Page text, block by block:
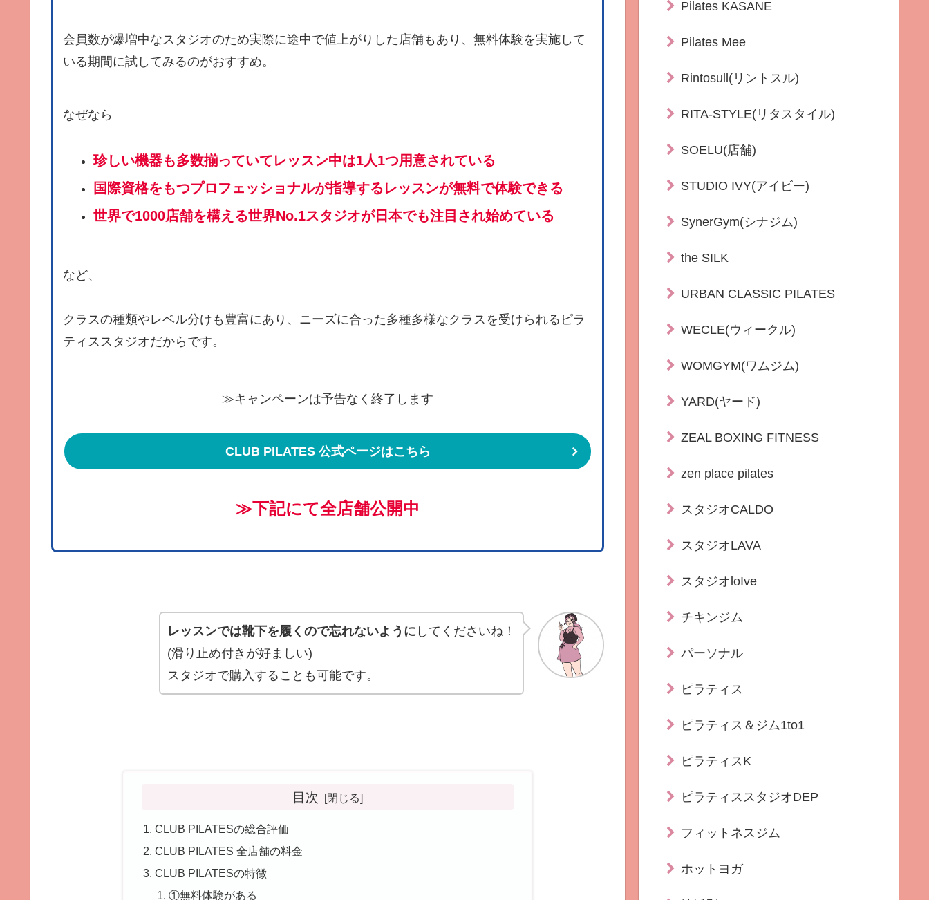
会員数が爆増中なスタジオのため実際に途中で値上がりした店舗もあり、無料体験を実施して
いる期間に試してみるのがおすすめ。
なぜなら
珍しい機器も多数揃っていてレッスン中は1人1つ用意されている
国際資格をもつプロフェッショナルが指導するレッスンが無料で体験できる
世界で1000店舗を構える世界No.1スタジオが日本でも注目され始めている
など、
クラスの種類やレベル分けも豊富にあり、ニーズに合った多種多様なクラスを受けられるピラ
ティススタジオだからです。
≫キャンペーンは予告なく終了します
CLUB PILATES 公式ページはこちら
≫下記にて全店舗公開中
レッスンでは靴下を履くので忘れないように してくださいね！
(滑り止め付きが好ましい)
スタジオで購入することも可能です。
目次
CLUB PILATESの総合評価
CLUB PILATES 全店舗の料金
CLUB PILATESの特徴
①無料体験がある
Pilates KASANE
Pilates Mee
Rintosull(リントスル)
RITA-STYLE(リタスタイル)
SOELU(店舗)
STUDIO IVY(アイビー)
SynerGym(シナジム)
the SILK
URBAN CLASSIC PILATES
WECLE(ウィークル)
WOMGYM(ワムジム)
YARD(ヤード)
ZEAL BOXING FITNESS
zen place pilates
スタジオCALDO
スタジオLAVA
スタジオloIve
チキンジム
パーソナル
ピラティス
ピラティス＆ジム1to1
ピラティスK
ピラティススタジオDEP
フィットネスジム
ホットヨガ